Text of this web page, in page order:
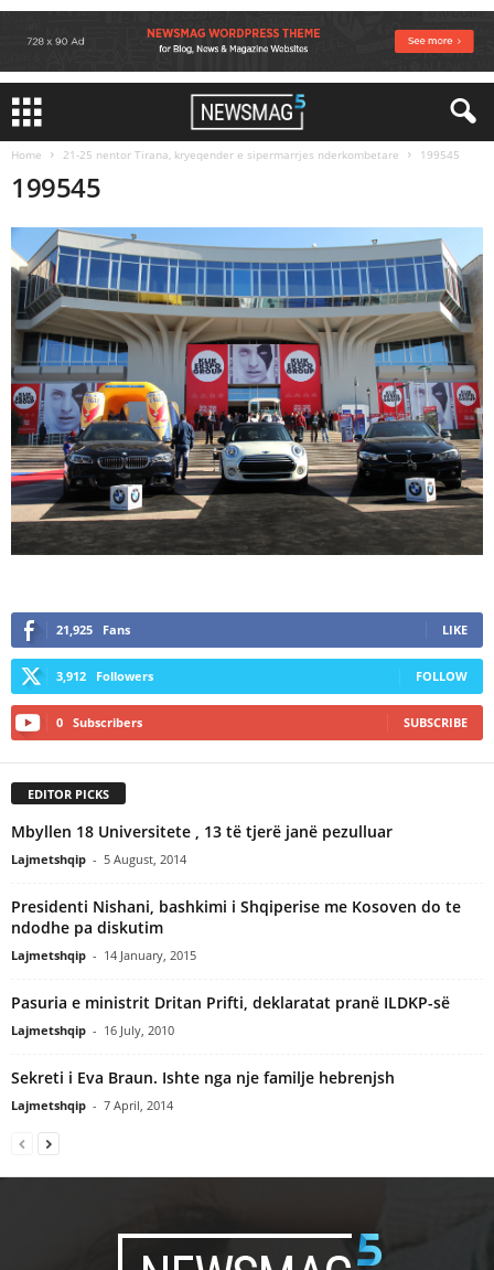
Home 21-25 nentor Tirana, kryeqender e sipermarrjes nderkombetare 199545
199545
21,925 Fans LIKE
3,912 Followers FOLLOW
0 Subscribers SUBSCRIBE
EDITOR PICKS
Mbyllen 18 Universitete , 13 të tjerë janë pezulluar
Lajmetshqip - 5 August, 2014
Presidenti Nishani, bashkimi i Shqiperise me Kosoven do te
ndodhe pa diskutim
Lajmetshqip - 14 January, 2015
Pasuria e ministrit Dritan Prifti, deklaratat pranë ILDKP-së
Lajmetshqip - 16 July, 2010
Sekreti i Eva Braun. Ishte nga nje familje hebrenjsh
Lajmetshqip - 7 April, 2014